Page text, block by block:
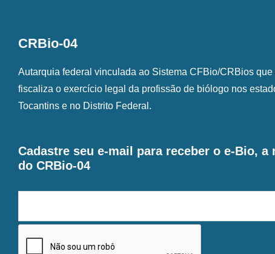
CRBio-04
Autarquia federal vinculada ao Sistema CFBio/CRBios
fiscaliza o exercício legal da profissão de biólogo nos
Tocantins e no Distrito Federal.
Cadastre seu e-mail para receber o e-Bio, a
do CRBio-04